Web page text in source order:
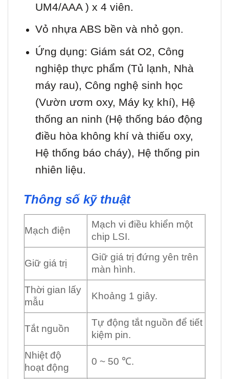
UM4/AAA ) x 4 viên.
Vỏ nhựa ABS bền và nhỏ gọn.
Ứng dụng: Giám sát O2, Công
nghiệp thực phẩm (Tủ lạnh, Nhà
máy rau), Công nghệ sinh học
(Vườn ươm oxy, Máy kỵ khí), Hệ
thống an ninh (Hệ thống báo động
điều hòa không khí và thiếu oxy,
Hệ thống báo cháy), Hệ thống pin
nhiên liệu.
Thông số kỹ thuật
Mạch điện
Mạch vi điều khiển một
chip LSI.
Giữ giá trị
Giữ giá trị đứng yên trên
màn hình.
Thời gian lấy
mẫu
Khoảng 1 giây.
Tắt nguồn
Tự động tắt nguồn để tiết
kiệm pin.
Nhiệt độ
hoạt động
0 ~ 50 ℃.